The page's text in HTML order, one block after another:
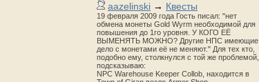
aazelinski → Квесты
19 февраля 2009 года Гость писал: "нет
обмена монеты Gold Wyrm необходимой для
повышения до 1го уровня. У КОГО ЕЁ
ВЫМЕНЯТЬ МОЖНО? Другие НПС имеющие
дело с монетами её не меняют." Для тех кто,
подобно ему, столкнулся с той же проблемой,
подсказываю:
NPC Warehouse Keeper Collob, находится в